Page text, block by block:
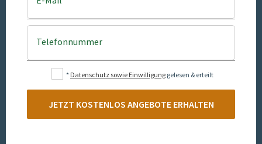
Telefonnummer
* Datenschutz sowie Einwilligung gelesen & erteilt
JETZT KOSTENLOS ANGEBOTE ERHALTEN